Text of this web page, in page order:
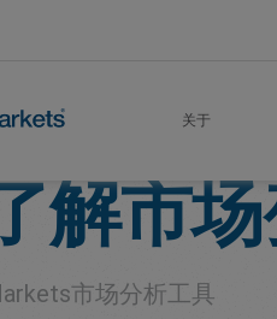
关于
解市
市场分析工具